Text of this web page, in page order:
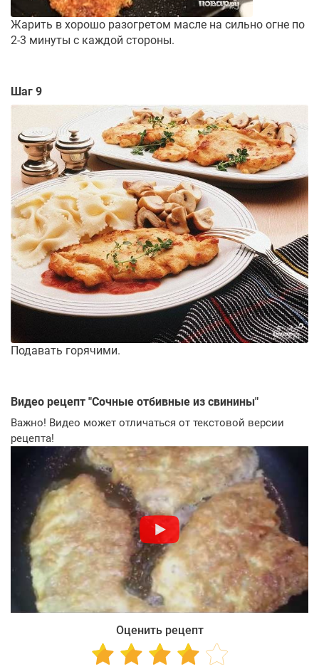
Жарить в хорошо разогретом масле на сильно огне по
2-3 минуты с каждой стороны.
Шаг 9
Подавать горячими.
Видео рецепт "Сочные отбивные из свинины"
Важно! Видео может отличаться от текстовой версии
рецепта!
Оценить рецепт